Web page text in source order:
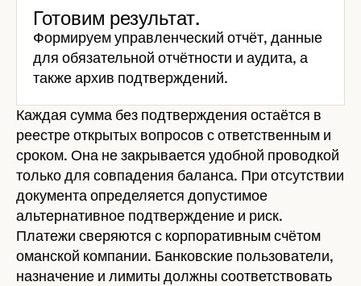
Готовим результат.
Формируем управленческий отчёт, данные
для обязательной отчётности и аудита, а
также архив подтверждений.
Каждая сумма без подтверждения остаётся в
реестре открытых вопросов с ответственным и
сроком. Она не закрывается удобной проводкой
только для совпадения баланса. При отсутствии
документа определяется допустимое
альтернативное подтверждение и риск.
Платежи сверяются с корпоративным счётом
оманской компании. Банковские пользователи,
назначение и лимиты должны соответствовать